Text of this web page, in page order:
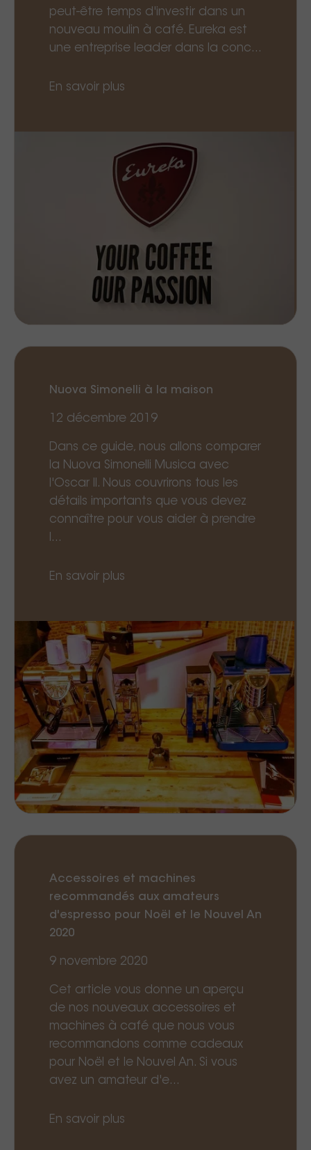
peut-être temps d'investir dans un
nouveau moulin à café. Eureka est
une entreprise leader dans la conc...
En savoir plus
Nuova Simonelli à la maison
12 décembre 2019
Dans ce guide, nous allons comparer
la Nuova Simonelli Musica avec
l'Oscar II. Nous couvrirons tous les
détails importants que vous devez
connaître pour vous aider à prendre
l...
En savoir plus
Accessoires et machines
recommandés aux amateurs
d'espresso pour Noël et le Nouvel An
2020
9 novembre 2020
Cet article vous donne un aperçu
de nos nouveaux accessoires et
machines à café que nous vous
recommandons comme cadeaux
pour Noël et le Nouvel An. Si vous
avez un amateur d'e...
En savoir plus